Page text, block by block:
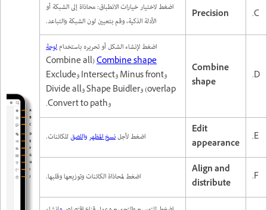
C.
Precision
اضغط لاختيار خيارات الانطباق: محاذاة إلى الشبكة أو
الأدلة الذكية، وقم بتعيين لون الشبكة والتباعد.
D.
Combine
shape
اضغط لإنشاء الشكل أو تحريره باستخداملوحة
Combine shape
وMinus front وIntersect وExclude
overlap) وShape Buidler وDivide all
وConvert to path.
E.
Edit
appearance
اضغط لأجلنسخ المظهر واللصقللكائنات.
F.
Align and
distribute
اضغط لمحاذاة الكائنات وتوزيعها وقلبها.